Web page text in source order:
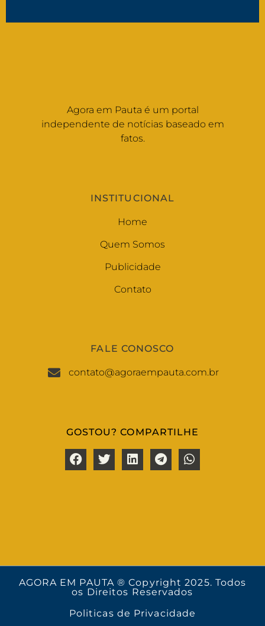
Agora em Pauta é um portal
independente de notícias baseado em
fatos.
INSTITUCIONAL
Home
Quem Somos
Publicidade
Contato
FALE CONOSCO
contato@agoraempauta.com.br
GOSTOU? COMPARTILHE
AGORA EM PAUTA ® Copyright 2025. Todos
os Direitos Reservados
Politicas de Privacidade